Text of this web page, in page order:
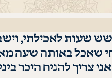
שעות לאכילתי,
שאכל באותה שעה
צריך להניח היכר